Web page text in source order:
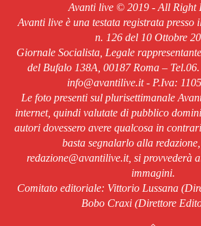
Avanti live © 2019 - All Right
Avanti live è una testata registrata presso
n. 126 del 10 Ottobre
Giornale Socialista, Legale
del Bufalo 138A, 00187 Roma –
info@avantilive.it - P.Iva:
Le foto presenti sul plurisettimanale
internet, quindi valutate di pubblico
autori dovessero avere qualcosa in
basta segnalarlo alla
redazione@avantilive.it, si provvederà
immagini.
Comitato editoriale: Vittorio Lussana
Bobo Craxi (Direttore